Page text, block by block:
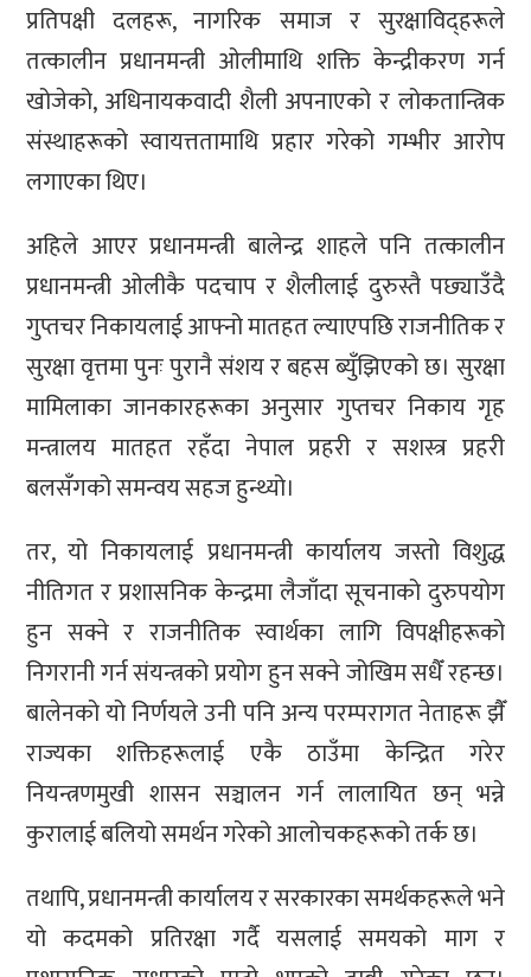
प्रतिपक्षी दलहरू, नागरिक समाज र सुरक्षाविद्हरूले
तत्कालीन प्रधानमन्त्री ओलीमाथि शक्ति केन्द्रीकरण गर्न
खोजेको, अधिनायकवादी शैली अपनाएको र लोकतान्त्रिक
संस्थाहरूको स्वायत्ततामाथि प्रहार गरेको गम्भीर आरोप
लगाएका थिए।
अहिले आएर प्रधानमन्त्री बालेन्द्र शाहले पनि तत्कालीन
प्रधानमन्त्री ओलीकै पदचाप र शैलीलाई दुरुस्तै पछ्याउँदै
गुप्तचर निकायलाई आफ्नो मातहत ल्याएपछि राजनीतिक र
सुरक्षा वृत्तमा पुनः पुरानै संशय र बहस ब्युँझिएको छ। सुरक्षा
मामिलाका जानकारहरूका अनुसार गुप्तचर निकाय गृह
मन्त्रालय मातहत रहँदा नेपाल प्रहरी र सशस्त्र प्रहरी
बलसँगको समन्वय सहज हुन्थ्यो।
तर, यो निकायलाई प्रधानमन्त्री कार्यालय जस्तो विशुद्ध
नीतिगत र प्रशासनिक केन्द्रमा लैजाँदा सूचनाको दुरुपयोग
हुन सक्ने र राजनीतिक स्वार्थका लागि विपक्षीहरूको
निगरानी गर्न संयन्त्रको प्रयोग हुन सक्ने जोखिम सधैँ रहन्छ।
बालेनको यो निर्णयले उनी पनि अन्य परम्परागत नेताहरू झैँ
राज्यका शक्तिहरूलाई एकै ठाउँमा केन्द्रित गरेर
नियन्त्रणमुखी शासन सञ्चालन गर्न लालायित छन् भन्ने
कुरालाई बलियो समर्थन गरेको आलोचकहरूको तर्क छ।
तथापि, प्रधानमन्त्री कार्यालय र सरकारका समर्थकहरूले भने
यो कदमको प्रतिरक्षा गर्दै यसलाई समयको माग र